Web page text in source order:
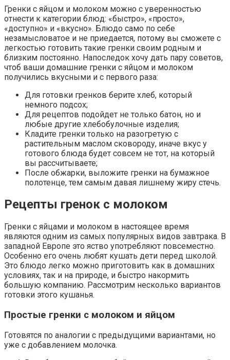
Гренки с яйцом и молоком можно с уверенностью
отнести к категории блюд: «быстро», «просто»,
«доступно» и «вкусно». Блюдо само по себе
незамысловатое и не приедается, потому вы сможете с
легкостью готовить такие гренки своим родным и
близким постоянно. Напоследок хочу дать пару советов,
чтоб ваши домашние гренки с яйцом и молоком
получились вкусными и с первого раза:
Для готовки гренков берите хлеб, который
немного подсох;
Для рецептов подойдет не только батон, но и
любые другие хлебобулочные изделия;
Кладите гренки только на разогретую с
растительным маслом сковороду, иначе вкус у
готового блюда будет совсем не тот, на который
вы рассчитываете;
После обжарки, выложите гренки на бумажное
полотенце, тем самым давая лишнему жиру стечь.
Рецепты гренок с молоком
Гренки с яйцами и молоком в настоящее время
являются одним из самых популярных видов завтрака. В
западной Европе это яство употребляют повсеместно.
Особенно его очень любят кушать дети перед школой.
Это блюдо легко можно приготовить как в домашних
условиях, так и на природе, и быстро накормить
большую компанию. Рассмотрим несколько вариантов
готовки этого кушанья.
Простые гренки с молоком и яйцом
Готовятся по аналогии с предыдущими вариантами, но
уже с добавлением молочка.